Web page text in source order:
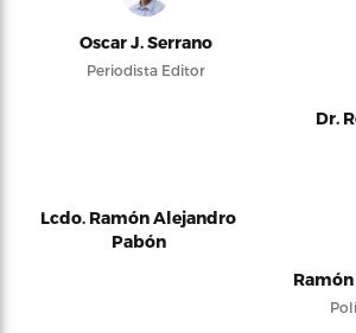
Oscar J. Serrano
Periodista Editor
Dr.
Lcdo. Ramón Alejandro
Pabón
Ramón